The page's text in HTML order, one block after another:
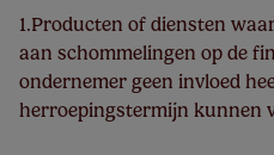
1.Producten of diensten
aan schommelingen op de
ondernemer geen invloed
herroepingstermijn kunnen